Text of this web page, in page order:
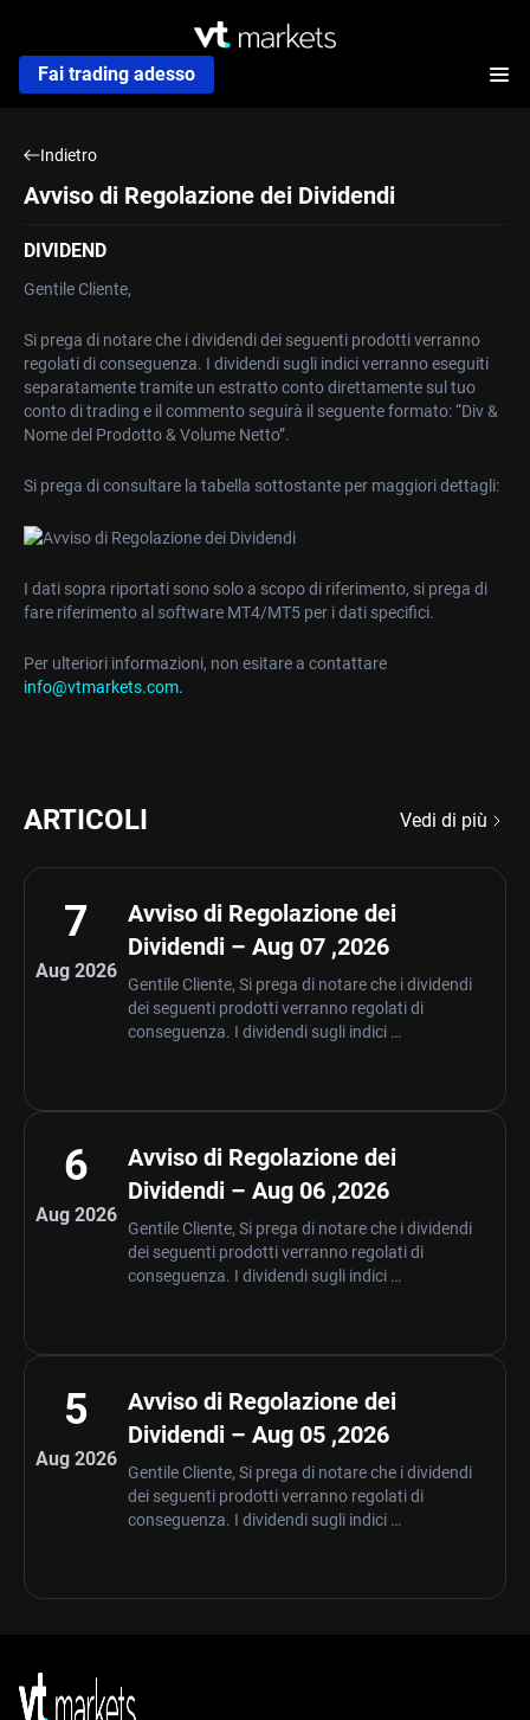
Fai trading adesso
Indietro
Avviso di Regolazione dei Dividendi
DIVIDEND
Gentile Cliente,
Si prega di notare che i dividendi dei seguenti prodotti verranno
regolati di conseguenza. I dividendi sugli indici verranno eseguiti
separatamente tramite un estratto conto direttamente sul tuo
conto di trading e il commento seguirà il seguente formato: “Div &
Nome del Prodotto & Volume Netto”.
Si prega di consultare la tabella sottostante per maggiori dettagli:
I dati sopra riportati sono solo a scopo di riferimento, si prega di
fare riferimento al software MT4/MT5 per i dati specifici.
Per ulteriori informazioni, non esitare a contattare
info@vtmarkets.com.
ARTICOLI Vedi di più
7
Aug 2026
Avviso di Regolazione dei
Dividendi – Aug 07 ,2026
Gentile Cliente, Si prega di notare che i dividendi
dei seguenti prodotti verranno regolati di
conseguenza. I dividendi sugli indici …
6
Aug 2026
Avviso di Regolazione dei
Dividendi – Aug 06 ,2026
Gentile Cliente, Si prega di notare che i dividendi
dei seguenti prodotti verranno regolati di
conseguenza. I dividendi sugli indici …
5
Aug 2026
Avviso di Regolazione dei
Dividendi – Aug 05 ,2026
Gentile Cliente, Si prega di notare che i dividendi
dei seguenti prodotti verranno regolati di
conseguenza. I dividendi sugli indici …